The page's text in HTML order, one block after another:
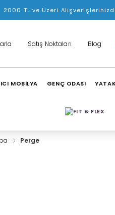
2000 TL ve Üzeri
Satış Noktaları Blog
MOBİLYA GENÇ ODASI YATAK
Perge